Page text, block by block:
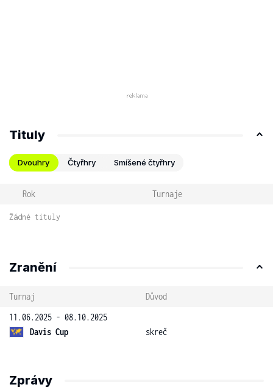
Tituly
Dvouhry Čtyřhry Smíšené čtyřhry
Rok Turnaje
Žádné tituly
Zranění
Turnaj
Důvod
11.06.2025 - 08.10.2025
Davis Cup
skreč
Zprávy